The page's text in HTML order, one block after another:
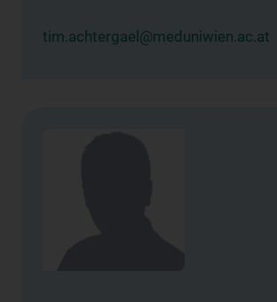
tim.achtergael@meduniwien.ac.at